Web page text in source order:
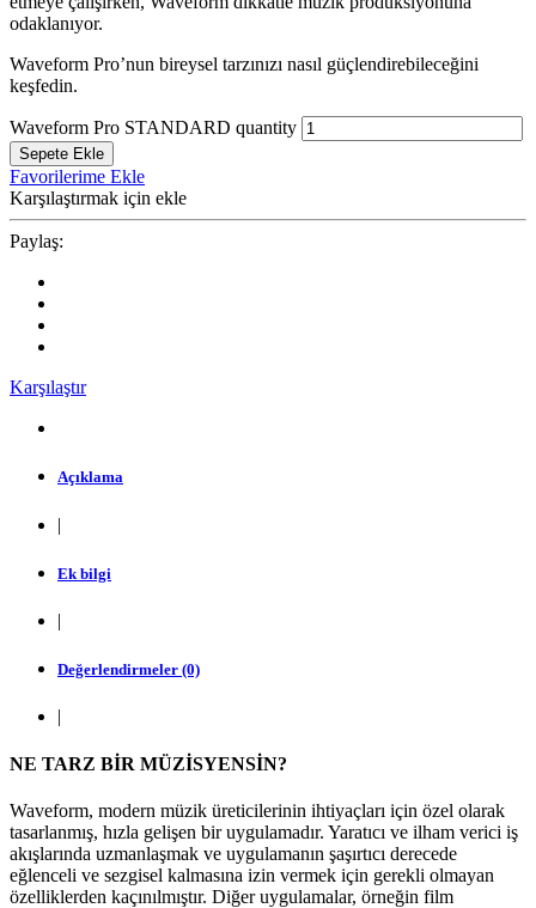
odaklanıyor.
Waveform Pro’nun bireysel tarzınızı nasıl güçlendirebileceğini
keşfedin.
Waveform Pro STANDARD quantity
Sepete Ekle
Favorilerime Ekle
Karşılaştırmak için ekle
Paylaş:
Karşılaştır
Açıklama
|
Ek bilgi
|
Değerlendirmeler (0)
|
NE TARZ BİR MÜZİSYENSİN?
Waveform, modern müzik üreticilerinin ihtiyaçları için özel olarak
tasarlanmış, hızla gelişen bir uygulamadır. Yaratıcı ve ilham verici iş
akışlarında uzmanlaşmak ve uygulamanın şaşırtıcı derecede
eğlenceli ve sezgisel kalmasına izin vermek için gerekli olmayan
özelliklerden kaçınılmıştır. Diğer uygulamalar, örneğin film